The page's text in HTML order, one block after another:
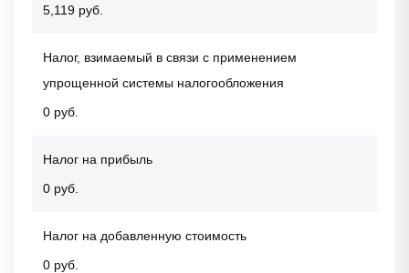
5,119 руб.
Налог, взимаемый в связи с применением
упрощенной системы налогообложения
0 руб.
Налог на прибыль
0 руб.
Налог на добавленную стоимость
0 руб.